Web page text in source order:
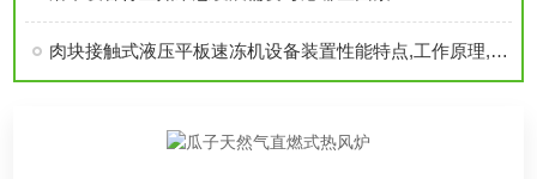
肉块接触式液压平板速冻机设备装置性能特点,工作原理,应用范围详细介绍